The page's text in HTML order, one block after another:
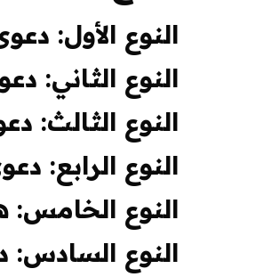
النوع الأول:
النوع الثاني:
النوع الثالث:
النوع
النوع الخامس:
النوع السادس: